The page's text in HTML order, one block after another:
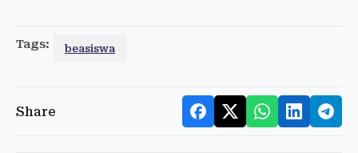
Tags: beasiswa
Share